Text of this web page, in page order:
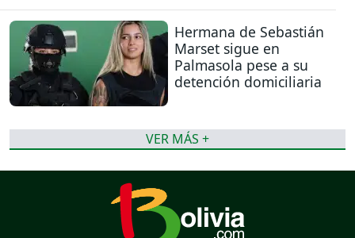
Hermana de Sebastián
Marset sigue en
Palmasola pese a su
detención domiciliaria
VER MÁS +